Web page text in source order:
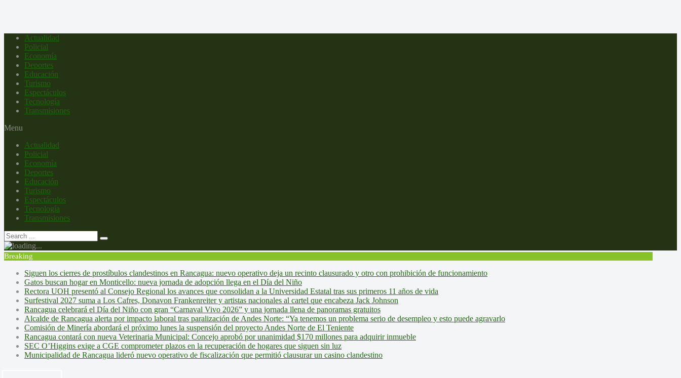
Actualidad
Policial
Economía
Deportes
Educación
Turismo
Espectáculos
Tecnología
Transmisiones
Menu
Actualidad
Policial
Economía
Deportes
Educación
Turismo
Espectáculos
Tecnología
Transmisiones
Breaking
Siguen los cierres de prostíbulos clandestinos en Rancagua: nuevo operativo deja un recinto clausurado y otro con prohibición de funcionamiento
Gatos buscan hogar en Monticello: nueva jornada de adopción llega en el Día del Niño
Rectora UOH presentó al Consejo Regional los avances que consolidan a la Universidad Estatal tras sus primeros 11 años de vida
Surfestival 2027 suma a Los Cafres, Donavon Frankenreiter y artistas nacionales al cartel que encabeza Jack Johnson
Rancagua celebrará el Día del Niño con gran “Carnaval Vivo 2026” y una jornada llena de panoramas gratuitos
Alcalde de Rancagua alerta por impacto laboral tras paralización de Andes Norte: “Ya tenemos un problema serio de desempleo y esto puede agravarlo
Comisión de Minería abordará el próximo lunes la suspensión del proyecto Andes Norte de El Teniente
Rancagua contará con nueva Veterinaria Municipal: Concejo aprobó por unanimidad $170 millones para adquirir inmueble
SEC O’Higgins exige a CGE comprometer plazos en la recuperación de hogares que siguen sin luz
Municipalidad de Rancagua lideró nuevo operativo de fiscalización que permitió clausurar un casino clandestino